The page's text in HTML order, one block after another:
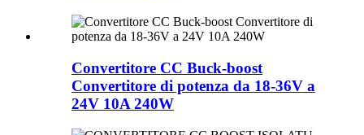
Convertitore CC Buck-boost
Convertitore di potenza da 18-36V a
24V 10A 240W